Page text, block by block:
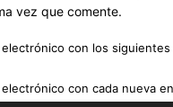
vez que comente.
con los
con cada nueva